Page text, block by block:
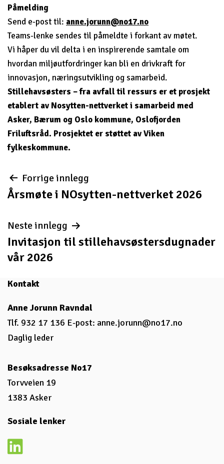
Påmelding
Send e-post til: anne.jorunn@no17.no
Teams-lenke sendes til påmeldte i forkant av møtet.
Vi håper du vil delta i en inspirerende samtale om
hvordan miljøutfordringer kan bli en drivkraft for
innovasjon, næringsutvikling og samarbeid.
Stillehavsøsters – fra avfall til ressurs er et prosjekt
etablert av Nosytten-nettverket i samarbeid med
Asker, Bærum og Oslo kommune, Oslofjorden
Friluftsråd. Prosjektet er støttet av Viken
fylkeskommune.
Innleggsnavigasjon
Forrige innlegg
Årsmøte i NOsytten-nettverket 2026
Neste innlegg
Invitasjon til stillehavsøstersdugnader
vår 2026
Kontakt
Anne Jorunn Ravndal
Tlf. 932 17 136 E-post: anne.jorunn@no17.no
Daglig leder
Besøksadresse No17
Torvveien 19
1383 Asker
Sosiale lenker